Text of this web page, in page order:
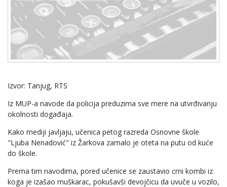
Izvor: Tanjug, RTS
Iz MUP-a navode da policija preduzima sve mere na utvrđivanju
okolnosti događaja.
Kako mediji javljaju, učenica petog razreda Osnovne škole
"Ljuba Nenadović" iz Žarkova zamalo je oteta na putu od kuće
do škole.
Prema tim navodima, pored učenice se zaustavio crni kombi iz
koga je izašao muškarac, pokušavši devojčicu da uvuče u vozilo,